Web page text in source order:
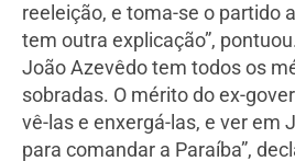
reeleição, e toma-se o partido
tem outra explicação”,
João Azevêdo tem todos os
sobradas. O mérito do ex-
vê-las e enxergá-las, e ver em
para comandar a Paraíba”,